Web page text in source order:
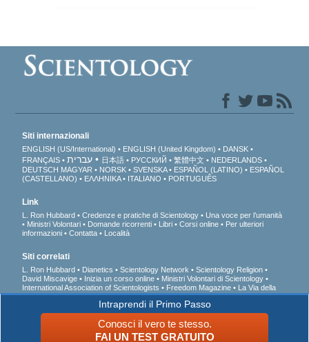
Intraprendi il Primo Passo
Conosci il vero te stesso.
FAI UN TEST GRATUITO
Siti internazionali
ENGLISH (US/International) ENGLISH (United Kingdom)
DANSK
FRANÇAIS
עברית 日本語 РУССКИЙ 繁體中文
NEDERLANDS
DEUTSCH MAGYAR NORSK SVENSKA ESPAÑOL (LATINO)
ESPAÑOL
(CASTELLANO)
ΕΛΛΗΝΙΚA ITALIANO PORTUGUÊS
Link
L. Ron Hubbard Credenze e pratiche di Scientology
Una voce per l’umanità
Ministri Volontari
Domande ricorrenti Libri Corsi online
Per ulteriori
informazioni
Contatta Località
Siti correlati
L. Ron Hubbard Dianetics Scientology Network
Scientology Religion
David Miscavige
Inizia un corso online
Ministri Volontari di Scientology
International Association of Scientologists
Freedom Magazine
La Via della
Felicità
A sostegno di un mondo libero dalla droga
Uniti per i Diritti Umani
Gioventù per i Diritti Umani
Comitato dei Cittadini per i Diritti Umani
© 2026 Chiesa di Scientology Internazionale. Tutti i diritti riservati.